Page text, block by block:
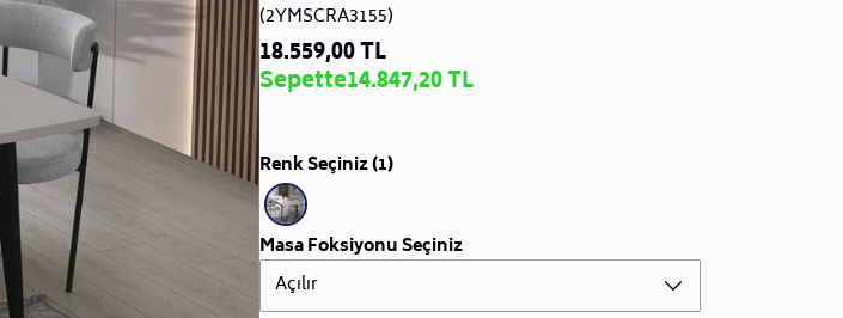
(2YMSCRA3155)
18.559,00 TL
Sepette14.847,20 TL
Renk Seçiniz (1)
Masa Foksiyonu Seçiniz
Açılır